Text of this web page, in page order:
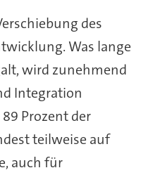
des
Was lange
wird zunehmend
Integration
Prozent der
teilweise auf
auch für